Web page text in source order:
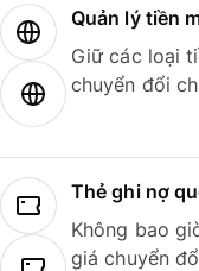
Quản lý tiền
Giữ các loại
chuyển đổi
Thẻ ghi nợ
Không bao
giá chuyển